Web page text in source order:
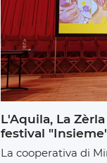
L'Aquila, La
festival
La cooperativa di